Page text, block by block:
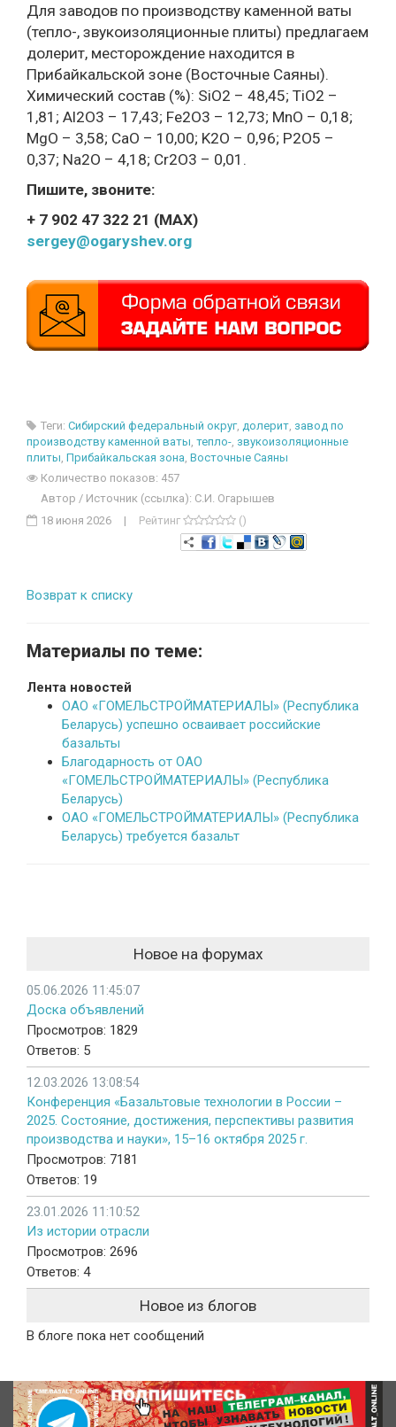
Для заводов по производству каменной ваты
(тепло-, звукоизоляционные плиты) предлагаем
долерит, месторождение находится в
Прибайкальской зоне (Восточные Саяны).
Химический состав (%): SiO2 – 48,45; TiO2 –
1,81; Al2O3 – 17,43; Fe2O3 – 12,73; MnO – 0,18;
MgO – 3,58; CaO – 10,00; K2O – 0,96; P2O5 –
0,37; Na2O – 4,18; Cr2O3 – 0,01.
Пишите, звоните:
+ 7 902 47 322 21 (MAХ)
sergey@ogaryshev.org
Теги: Сибирский федеральный округ, долерит, завод по
производству каменной ваты, тепло-, звукоизоляционные
плиты, Прибайкальская зона, Восточные Саяны
Количество показов: 457
Автор / Источник (ссылка): С.И. Огарышев
18 июня 2026
| Рейтинг ()
Возврат к списку
Материалы по теме:
Лента новостей
ОАО «ГОМЕЛЬСТРОЙМАТЕРИАЛЫ» (Республика
Беларусь) успешно осваивает российские
базальты
Благодарность от ОАО
«ГОМЕЛЬСТРОЙМАТЕРИАЛЫ» (Республика
Беларусь)
ОАО «ГОМЕЛЬСТРОЙМАТЕРИАЛЫ» (Республика
Беларусь) требуется базальт
Новое на форумах
05.06.2026 11:45:07
Доска объявлений
Просмотров: 1829
Ответов: 5
12.03.2026 13:08:54
Конференция «Базальтовые технологии в России –
2025. Состояние, достижения, перспективы развития
производства и науки», 15–16 октября 2025 г.
Просмотров: 7181
Ответов: 19
23.01.2026 11:10:52
Из истории отрасли
Просмотров: 2696
Ответов: 4
Новое из блогов
В блоге пока нет сообщений